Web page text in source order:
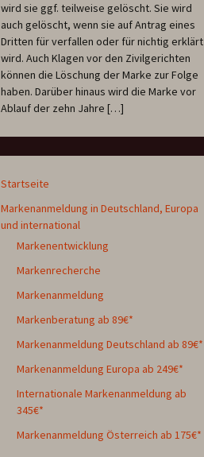
wird sie ggf. teilweise gelöscht. Sie wird
auch gelöscht, wenn sie auf Antrag eines
Dritten für verfallen oder für nichtig erklärt
wird. Auch Klagen vor den Zivilgerichten
können die Löschung der Marke zur Folge
haben. Darüber hinaus wird die Marke vor
Ablauf der zehn Jahre […]
Startseite
Markenanmeldung in Deutschland, Europa
und international
Markenentwicklung
Markenrecherche
Markenanmeldung
Markenberatung ab 89€*
Markenanmeldung Deutschland ab 89€*
Markenanmeldung Europa ab 249€*
Internationale Markenanmeldung ab
345€*
Markenanmeldung Österreich ab 175€*